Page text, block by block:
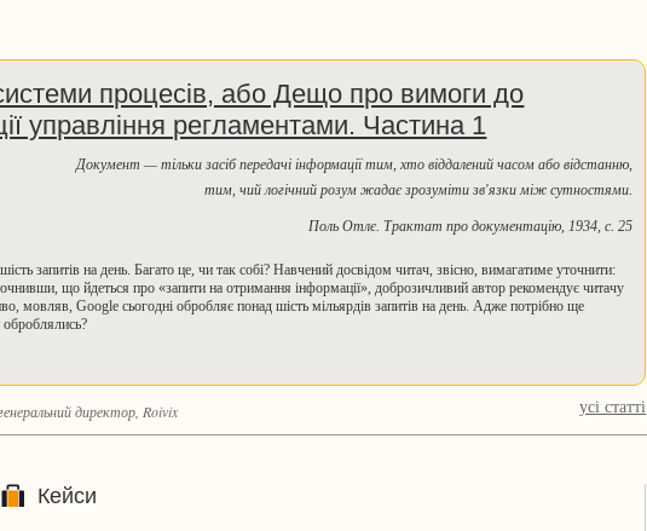
процесів, або Дещо про вимоги до
управління регламентами. Частина 1
Документ— тільки засіб передачі інформації тим, хто віддалений часом або відстанню,
тим, чий логічний розум жадає зрозуміти зв'язки між сутностями.
Поль Отлє. Трактат про документацію, 1934, с. 25
запитів на день. Багато це, чи так собі? Навчений досвідом читач, звісно, вимагатиме уточнити:
що йдеться про «запити на отримання інформації», доброзичливий автор рекомендує читачу
мовляв, Google сьогодні обробляє понад шість мільярдів запитів на день. Адже потрібно ще
оброблялись?
генеральний директор, Roivix усі статті
Кейси